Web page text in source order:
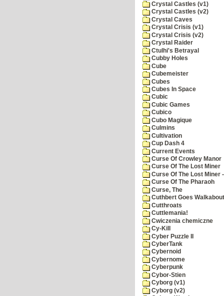
Crystal Castles (v1)
Crystal Castles (v2)
Crystal Caves
Crystal Crisis (v1)
Crystal Crisis (v2)
Crystal Raider
Ctulhi's Betrayal
Cubby Holes
Cube
Cubemeister
Cubes
Cubes In Space
Cubic
Cubic Games
Cubico
Cubo Magique
Culmins
Cultivation
Cup Dash 4
Current Events
Curse Of Crowley Manor
Curse Of The Lost Miner
Curse Of The Lost Miner
Curse Of The Pharaoh
Curse, The
Cuthbert Goes Walkabout
Cutthroats
Cuttlemania!
Cwiczenia chemiczne
Cy-Kill
Cyber Puzzle II
CyberTank
Cybernoid
Cybernome
Cyberpunk
Cybor-Stien
Cyborg (v1)
Cyborg (v2)